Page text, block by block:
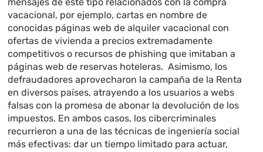
vacacional, por ejemplo, cartas en nombre de
conocidas páginas web de alquiler vacacional con
ofertas de vivienda a precios extremadamente
competitivos o recursos de phishing que imitaban a
páginas web de reservas hoteleras. Asimismo, los
defraudadores aprovecharon la campaña de la Renta
en diversos países, atrayendo a los usuarios a webs
falsas con la promesa de abonar la devolución de los
impuestos. En ambos casos, los cibercriminales
recurrieron a una de las técnicas de ingeniería social
más efectivas: dar un tiempo limitado para actuar,